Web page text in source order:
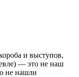
и выступов,
— это не наш
не нашли